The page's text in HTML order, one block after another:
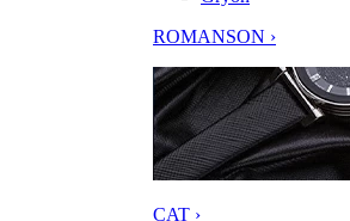
ROMANSON ›
CAT ›